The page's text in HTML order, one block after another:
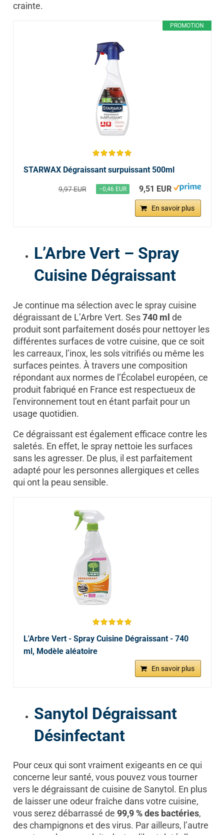
crainte.
PROMOTION
STARWAX Dégraissant surpuissant 500ml
9,97 EUR −0,46 EUR 9,51 EUR
En savoir plus
L’Arbre Vert – Spray
Cuisine Dégraissant
Je continue ma sélection avec le spray cuisine
dégraissant de L’Arbre Vert. Ses740 ml de
produit sont parfaitement dosés pour nettoyer les
différentes surfaces de votre cuisine, que ce soit
les carreaux, l’inox, les sols vitrifiés ou même les
surfaces peintes. À travers une composition
répondant aux normes de l’Écolabel européen, ce
produit fabriqué en France est respectueux de
l’environnement tout en étant parfait pour un
usage quotidien.
Ce dégraissant est également efficace contre les
saletés. En effet, le spray nettoie les surfaces
sans les agresser. De plus, il est parfaitement
adapté pour les personnes allergiques et celles
qui ont la peau sensible.
L'Arbre Vert - Spray Cuisine Dégraissant - 740
ml, Modèle aléatoire
En savoir plus
Sanytol Dégraissant
Désinfectant
Pour ceux qui sont vraiment exigeants en ce qui
concerne leur santé, vous pouvez vous tourner
vers le dégraissant de cuisine de Sanytol. En plus
de laisser une odeur fraîche dans votre cuisine,
vous serez débarrassé de 99,9 % des bactéries,
des champignons et des virus. Par ailleurs, l’autre